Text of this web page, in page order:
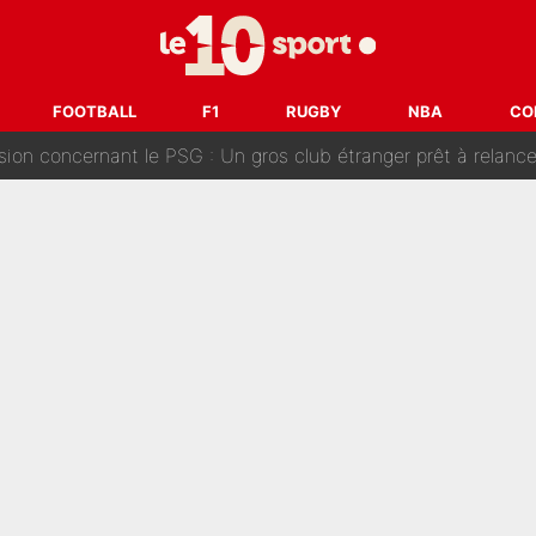
FOOTBALL F1 RUGBY NBA
en 2027 ? L'IA prédit déjà les deux joueurs qui
90 % des Français» : Voilà combien touchait Nelson Monfort sur
le PSG : Un gros club étranger prêt à relancer le feuilleton pour